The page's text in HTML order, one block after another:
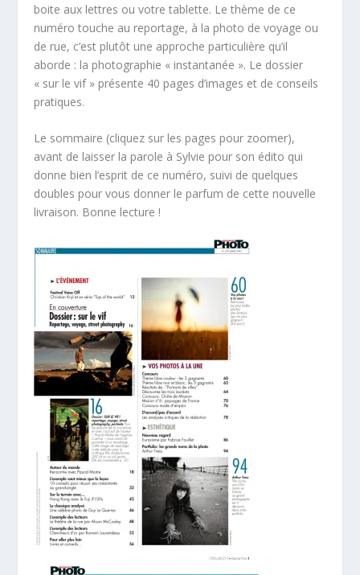
boite aux lettres ou votre tablette. Le thème de ce
numéro touche au reportage, à la photo de voyage ou
de rue, c’est plutôt une approche particulière qu’il
aborde : la photographie « instantanée ». Le dossier
« sur le vif » présente 40 pages d’images et de conseils
pratiques.
Le sommaire (cliquez sur les pages pour zoomer),
avant de laisser la parole à Sylvie pour son édito qui
donne bien l’esprit de ce numéro, suivi de quelques
doubles pour vous donner le parfum de cette nouvelle
livraison. Bonne lecture !